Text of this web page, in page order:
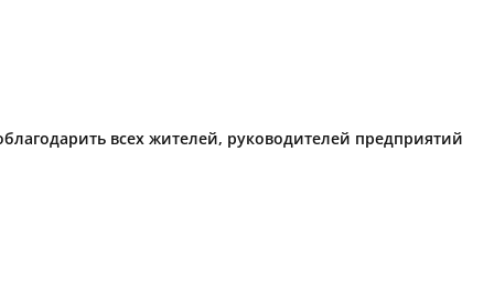
всех жителей, руководителей предприятий